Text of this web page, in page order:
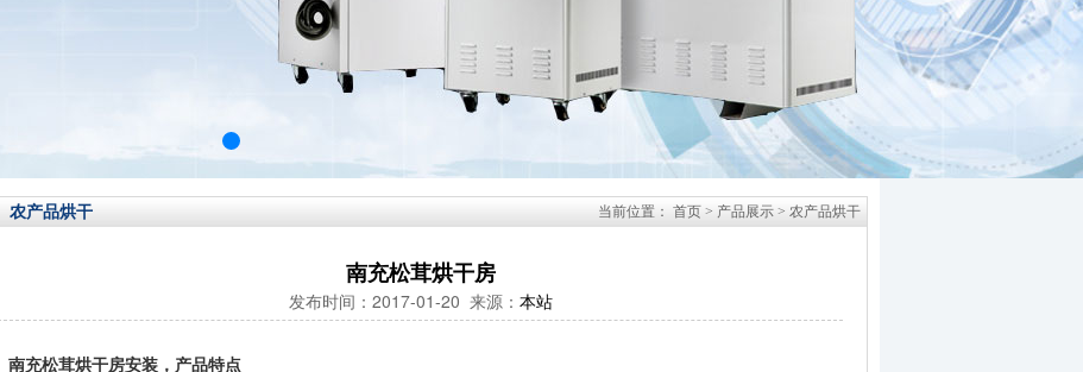
农产品烘干 当前位置： 首页 > 产品展示 > 农产品烘干
南充松茸烘干房
发布时间：2017-01-20 来源： 本站
南充松茸烘干房安装，产品特点